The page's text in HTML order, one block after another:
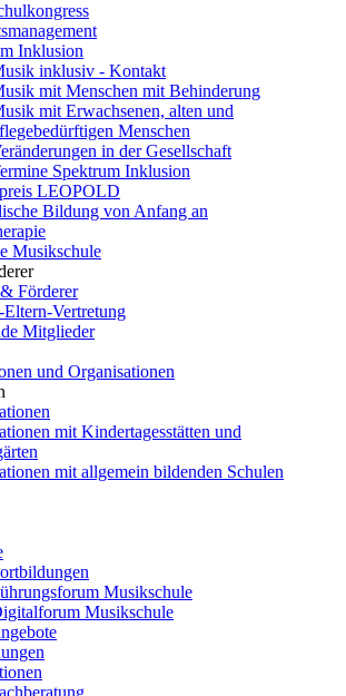
Inklusion
inklusiv - Kontakt
mit Menschen mit Behinderung
mit Erwachsenen, alten und
Menschen
in der Gesellschaft
Spektrum Inklusion
LEOPOLD
Bildung von Anfang an
Musikschule
Förderer
Eltern-Vertretung
Mitglieder
und Organisationen
mit Kindertagesstätten und
mit allgemein bildenden Schulen
Musikschule
Musikschule